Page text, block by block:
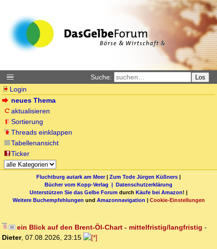
Suche: Los
Login
neues Thema
aktualisieren
Sortierung
Threads einklappen
Tabellenansicht
Ticker
Fluchtburg autark am Meer| Zum Tode Jürgen Küßners |
Bücher vom Kopp-Verlag | Datenschutzerklärung
Unterstützen Sie das Gelbe Forum durch Käufe bei Amazon! |
Weitere Buchempfehlungen und Amazonnavigation | Cookie-Einstellungen
ein Blick auf den Brent-Öl-Chart - mittelfristig/langfristig -
Dieter, 07.08.2026, 23:15